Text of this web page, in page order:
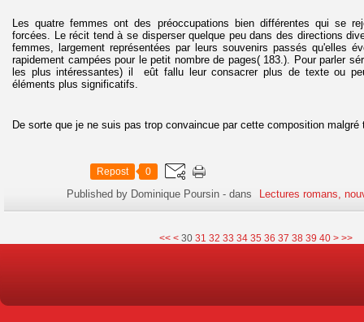
Les quatre femmes ont des préoccupations bien différentes qui se
forcées. Le récit tend à se disperser quelque peu dans des directions
femmes, largement représentées par leurs souvenirs passés qu'elles
rapidement campées pour le petit nombre de pages( 183.). Pour parler
les plus intéressantes) il eût fallu leur consacrer plus de texte ou
éléments plus significatifs.
De sorte que je ne suis pas trop convaincue par cette composition
Repost 0
Published by Dominique Poursin -dans Lectures romans,
<< < 10
20
30 31 32 33 34 35 36 37 38 39 40 50
> >>